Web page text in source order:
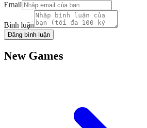
Email
Bình luận
Đăng bình luận
New Games